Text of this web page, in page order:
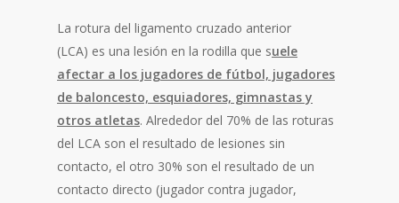
La rotura del ligamento cruzado anterior
(LCA) es una lesión en la rodilla que suele
afectar a los jugadores de fútbol, jugadores
de baloncesto, esquiadores, gimnastas y
otros atletas. Alrededor del 70% de las roturas
del LCA son el resultado de lesiones sin
contacto, el otro 30% son el resultado de un
contacto directo (jugador contra jugador,